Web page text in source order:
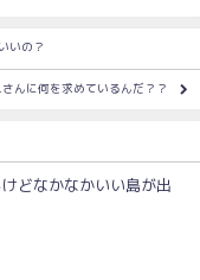
いの？
さんに何を求めているんだ？？
どなかなかいい島が出